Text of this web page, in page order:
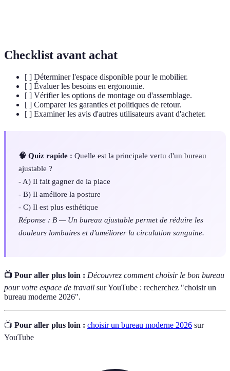
Checklist avant achat
[ ] Déterminer l'espace disponible pour le mobilier.
[ ] Évaluer les besoins en ergonomie.
[ ] Vérifier les options de montage ou d'assemblage.
[ ] Comparer les garanties et politiques de retour.
[ ] Examiner les avis d'autres utilisateurs avant d'acheter.
🧠 Quiz rapide : Quelle est la principale vertu d'un bureau
ajustable ?
- A) Il fait gagner de la place
- B) Il améliore la posture
- C) Il est plus esthétique
Réponse : B — Un bureau ajustable permet de réduire les
douleurs lombaires et d'améliorer la circulation sanguine.
📺 Pour aller plus loin : Découvrez comment choisir le bon bureau
pour votre espace de travail sur YouTube : recherchez "choisir un
bureau moderne 2026".
📺 Pour aller plus loin : choisir un bureau moderne 2026 sur
YouTube